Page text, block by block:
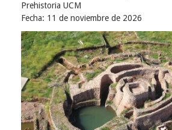
Prehistoria UCM
Fecha: 11 de noviembre de 2026